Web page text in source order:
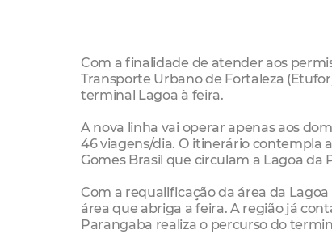
Com a finalidade de atender aos
Transporte Urbano de Fortaleza
terminal Lagoa à feira.
A nova linha vai operar apenas aos
46 viagens/dia. O itinerário contempla
Gomes Brasil que circulam a Lagoa da
Com a requalificação da área da
área que abriga a feira. A região já
Parangaba realiza o percurso do